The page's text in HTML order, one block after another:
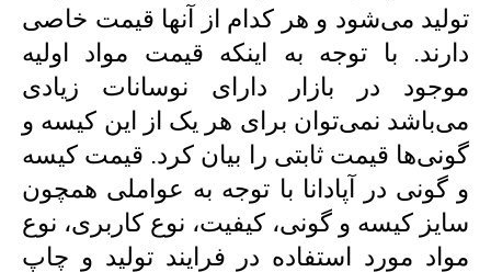
تولید می‌شود و هر کدام از آنها قیمت خاصی
دارند. با توجه به اینکه قیمت مواد اولیه
موجود در بازار دارای نوسانات زیادی
می‌باشد نمی‌توان برای هر یک از این کیسه و
گونی‌ها قیمت ثابتی را بیان کرد. قیمت کیسه
و گونی در آپادانا با توجه به عواملی همچون
سایز کیسه و گونی، کیفیت، نوع کاربری، نوع
مواد مورد استفاده در فرایند تولید و چاپ